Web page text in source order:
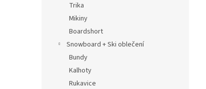
Trika
Mikiny
Boardshort
Snowboard + Ski oblečení
Bundy
Kalhoty
Rukavice